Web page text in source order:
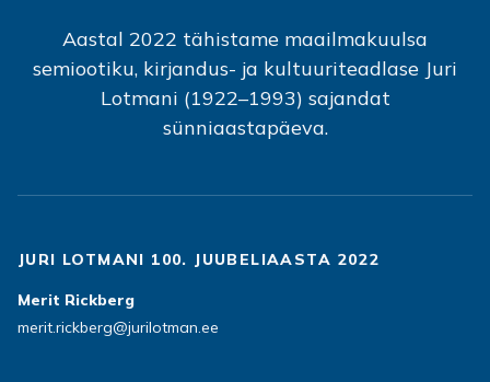
Aastal 2022 tähistame maailmakuulsa
semiootiku, kirjandus- ja kultuuriteadlase Juri
Lotmani (1922–1993) sajandat
sünniaastapäeva.
JURI LOTMANI 100. JUUBELIAASTA 2022
Merit Rickberg
merit.rickberg@jurilotman.ee